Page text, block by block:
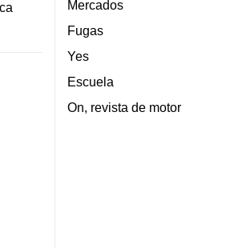
Mercados
Fugas
Yes
Escuela
On, revista de motor